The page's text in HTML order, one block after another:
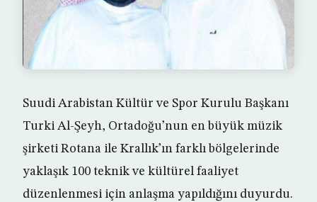
Suudi Arabistan Kültür ve Spor Kurulu Başkanı
Turki Al-Şeyh, Ortadoğu’nun en büyük müzik
şirketi Rotana ile Krallık’ın farklı bölgelerinde
yaklaşık 100 teknik ve kültürel faaliyet
düzenlenmesi için anlaşma yapıldığını duyurdu.